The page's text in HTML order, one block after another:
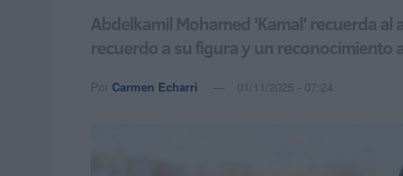
Abdelkamil Mohamed 'Kamal' recuerda
recuerdo a su figura y un reconocimiento
Por Carmen Echarri 01/11/2025 - 07:24